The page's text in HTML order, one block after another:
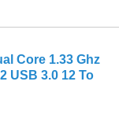
Core 1.33 Ghz
USB 3.0 12 To